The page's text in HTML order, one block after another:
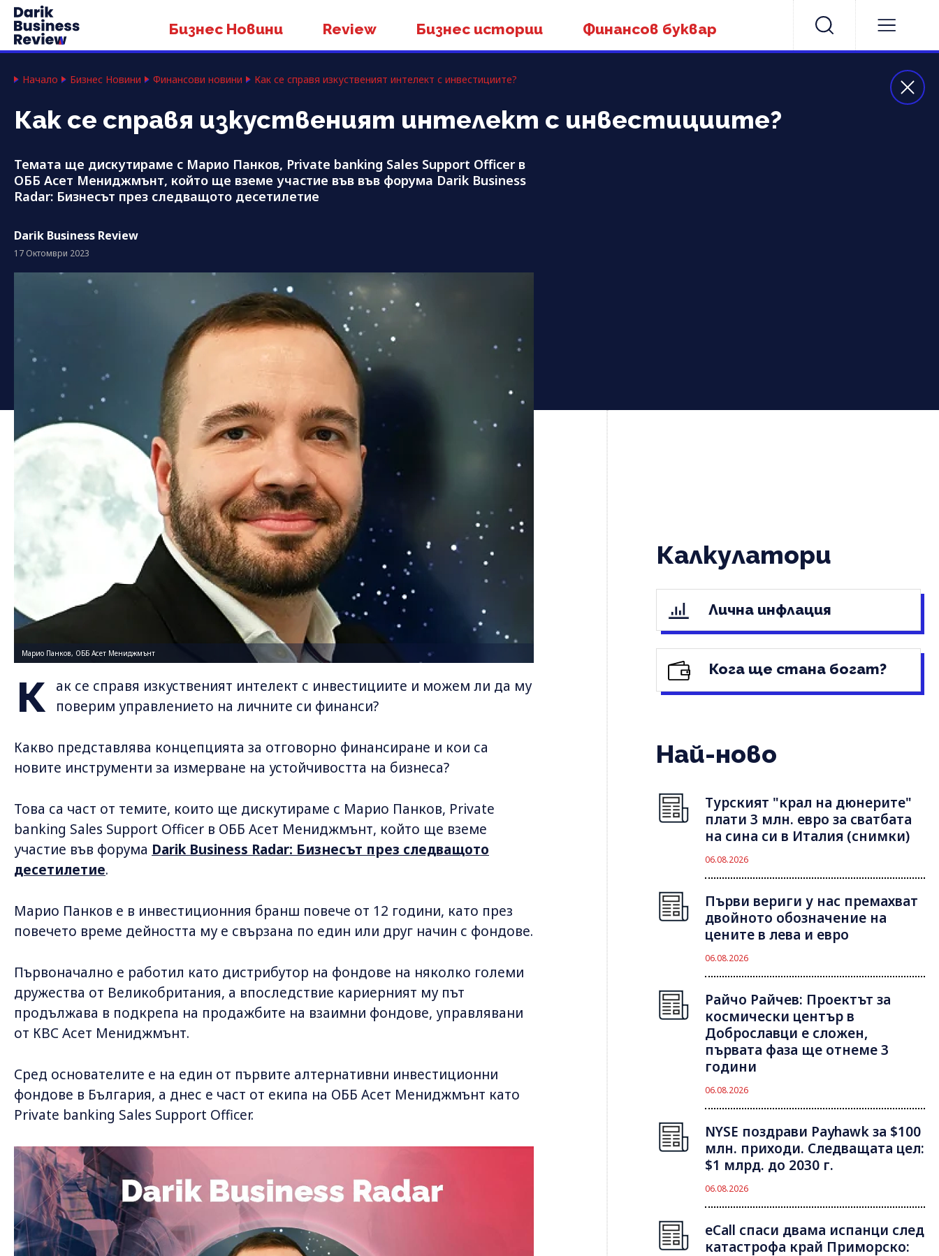
Бизнес Новини Review Бизнес истории Финансов буквар
Начало Бизнес Новини Финансови новини Как се справя изкуственият интелект с инвестициите?
Как се справя изкуственият интелект с инвестициите?
Темата ще дискутираме с Марио Панков, Private banking Sales Support Officer в
ОББ Асет Мениджмънт, който ще вземе участие във във форума Darik Business
Radar: Бизнесът през следващото десетилетие
Darik Business Review
17 Октомври 2023
Марио Панков, ОББ Асет Мениджмънт
К
ак се справя изкуственият интелект с инвестициите и можем ли да му
поверим управлението на личните си финанси?
Какво представлява концепцията за отговорно финансиране и кои са
новите инструменти за измерване на устойчивостта на бизнеса?
Това са част от темите, които ще дискутираме с Марио Панков, Private
banking Sales Support Officer в ОББ Асет Мениджмънт, който ще вземе
участие във форума Darik Business Radar: Бизнесът през следващото
десетилетие.
Марио Панков е в инвестиционния бранш повече от 12 години, като през
повечето време дейността му е свързана по един или друг начин с фондове.
Първоначално е работил като дистрибутор на фондове на няколко големи
дружества от Великобритания, а впоследствие кариерният му път
продължава в подкрепа на продажбите на взаимни фондове, управлявани
от КВС Асет Мениджмънт.
Сред основателите е на един от първите алтернативни инвестиционни
фондове в България, а днес е част от екипа на ОББ Асет Мениджмънт като
Private banking Sales Support Officer.
Калкулатори
Лична инфлация
Кога ще стана богат?
Най-ново
Турският "крал на дюнерите"
плати 3 млн. евро за сватбата
на сина си в Италия (снимки)
06.08.2026
Първи вериги у нас премахват
двойното обозначение на
цените в лева и евро
06.08.2026
Райчо Райчев: Проектът за
космически център в
Доброславци е сложен,
първата фаза ще отнеме 3
години
06.08.2026
NYSE поздрави Payhawk за $100
млн. приходи. Следващата цел:
$1 млрд. до 2030 г.
06.08.2026
eCall спаси двама испанци след
катастрофа край Приморско: